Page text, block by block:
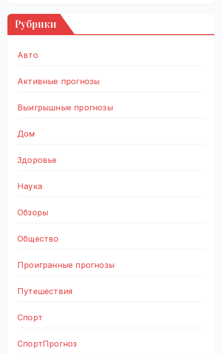
Рубрики
Авто
Активные прогнозы
Выигрышные прогнозы
Дом
Здоровье
Наука
Обзоры
Общество
Проигранные прогнозы
Путешествия
Спорт
СпортПрогноз